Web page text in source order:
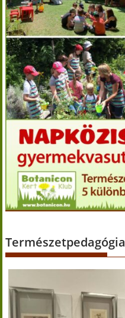
Természetpedagógia